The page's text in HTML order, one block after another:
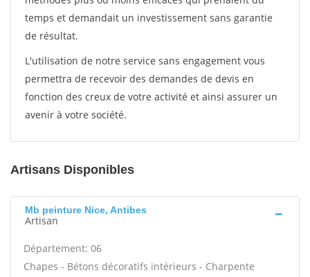
temps et demandait un investissement sans garantie
de résultat.
L'utilisation de notre service sans engagement vous
permettra de recevoir des demandes de devis en
fonction des creux de votre activité et ainsi assurer un
avenir à votre société.
Artisans Disponibles
Mb peinture Nice, Antibes
Artisan
Département: 06
Chapes - Bétons décoratifs intérieurs - Charpente